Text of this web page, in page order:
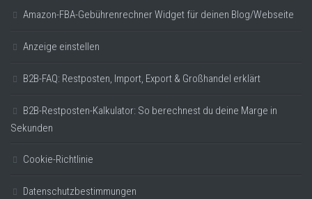
Amazon-FBA-Gebührenrechner Widget für deinen Blog/Webseite
Anzeige einstellen
B2B-FAQ: Restposten, Import, Export & Großhandel erklärt
B2B-Restposten-Kalkulator: So berechnest du deine Marge in
Sekunden
Cookie-Richtlinie
Datenschutzbestimmungen